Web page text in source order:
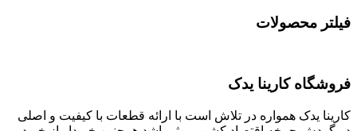
فیلتر محصولات
فروشگاه کارینا یدک
کارینا یدک همواره در تلاش است با ارائه قطعات با کیفیت و اصلی